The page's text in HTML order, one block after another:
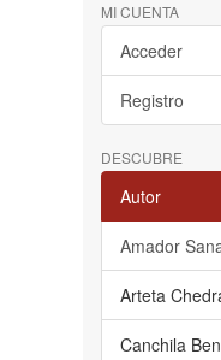
MI CUENTA
Acceder
Registro
DESCUBRE
Autor
Amador
Arteta
Canchila